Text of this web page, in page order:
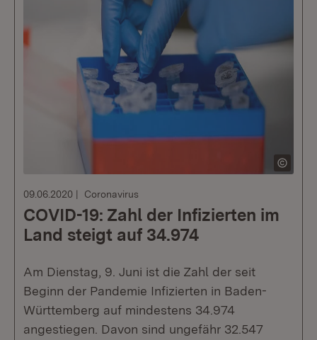
09.06.2020 Coronavirus
COVID-19: Zahl der Infizierten im
Land steigt auf 34.974
Am Dienstag, 9. Juni ist die Zahl der seit
Beginn der Pandemie Infizierten in Baden-
Württemberg auf mindestens 34.974
angestiegen. Davon sind ungefähr 32.547